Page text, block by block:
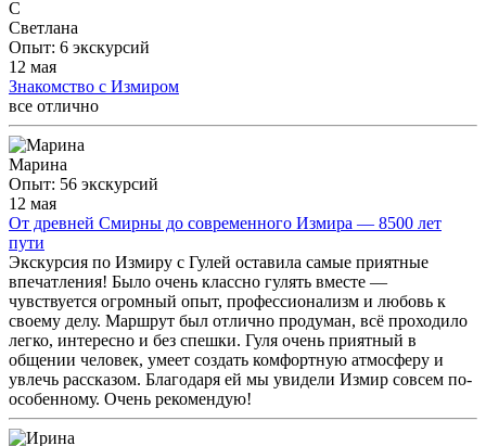
С
Светлана
Опыт: 6 экскурсий
12 мая
Знакомство с Измиром
все отлично
Марина
Опыт: 56 экскурсий
12 мая
От древней Смирны до современного Измира — 8500 лет
пути
Экскурсия по Измиру с Гулей оставила самые приятные
впечатления! Было очень классно гулять вместе —
чувствуется огромный опыт, профессионализм и любовь к
своему делу. Маршрут был отлично продуман, всё проходило
легко, интересно и без спешки. Гуля очень приятный в
общении человек, умеет создать комфортную атмосферу и
увлечь рассказом. Благодаря ей мы увидели Измир совсем по-
особенному. Очень рекомендую!